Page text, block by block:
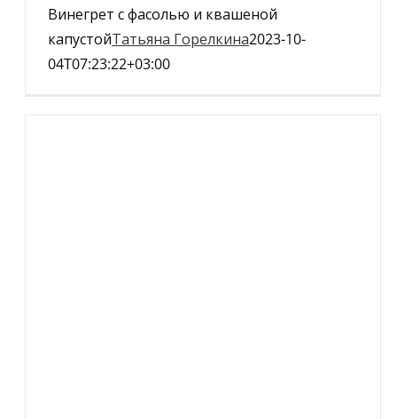
Винегрет с фасолью и квашеной
капустойТатьяна Горелкина2023-10-
04T07:23:22+03:00